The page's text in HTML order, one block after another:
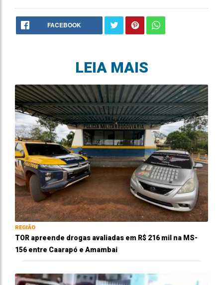
FACEBOOK
LEIA MAIS
REGIÃO
TOR apreende drogas avaliadas em R$ 216 mil na MS-
156 entre Caarapó e Amambai